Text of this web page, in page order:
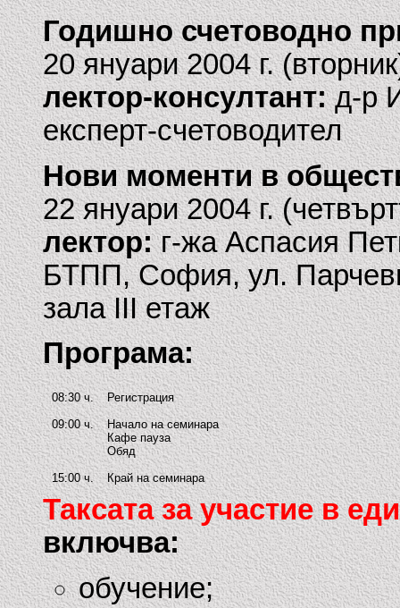
Годишно счетоводно
20 януари 2004 г.
лектор-консултант:д-р
експерт-счетоводител
Нови моменти в
22 януари 2004 г.
лектор:г-жа Аспасия
БТПП, София, ул.
зала III етаж
Програма:
08:30 ч.
Регистрация
09:00 ч.
Начало на семинара
Кафе пауза
Обяд
15:00 ч.
Край на семинара
Таксата за участие в
включва:
обучение;